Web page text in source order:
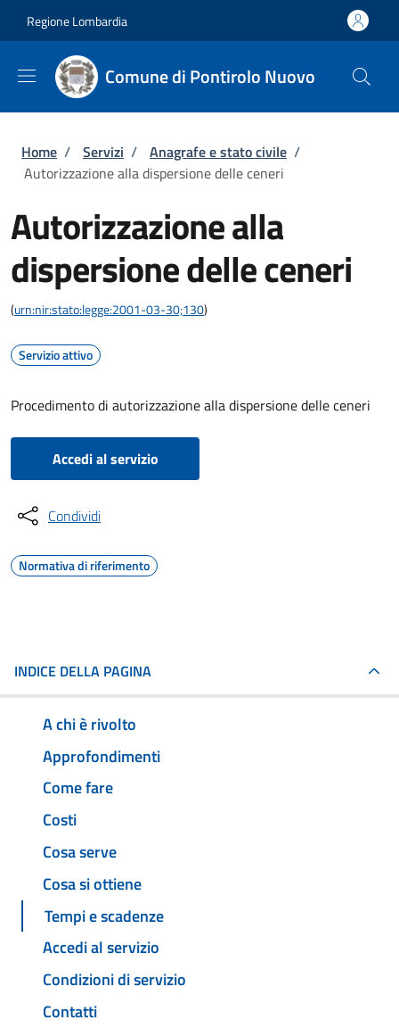
Regione Lombardia
Comune di Pontirolo Nuovo
Briciole di pane
Home / Servizi / Anagrafe e stato civile /
Autorizzazione alla dispersione delle ceneri
Autorizzazione alla
dispersione delle ceneri
(urn:nir:stato:legge:2001-03-30;130)
Servizio attivo
Procedimento di autorizzazione alla dispersione delle ceneri
Accedi al servizio
Condividi
Normativa di riferimento
INDICE DELLA PAGINA
A chi è rivolto
Approfondimenti
Come fare
Costi
Cosa serve
Cosa si ottiene
Tempi e scadenze
Accedi al servizio
Condizioni di servizio
Contatti